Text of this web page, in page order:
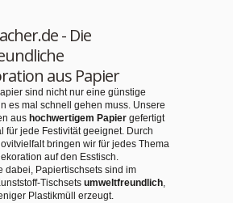
- Die
aus Papier
sind nicht nur eine günstige
es mal schnell gehen muss. Unsere
aus hochwertigem Papier gefertigt
für jede Festivität geeignet. Durch
bringen wir für jedes Thema
auf den Esstisch.
dabei, Papiertischsets sind im
Tischsets umweltfreundlich,
Plastikmüll erzeugt.